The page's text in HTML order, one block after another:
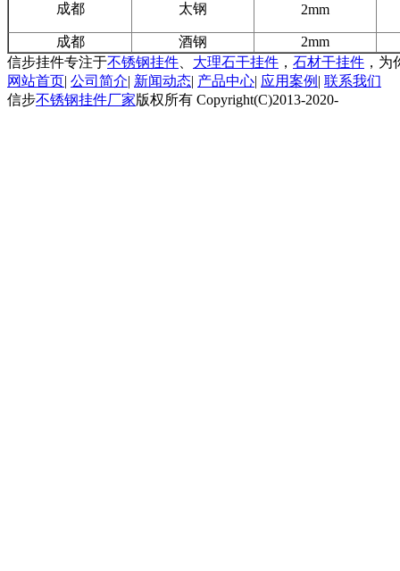
成都 太钢 2mm
成都 酒钢
2mm
信步挂件专注于不锈钢挂件 大理石干挂件 ， 石材干挂件 ，
网站首页| 公司简介| 新闻动态| 产品中心| 应用案例 | 联系我们
信步不锈钢挂件厂家版权所有 Copyright(C)2013-2020-